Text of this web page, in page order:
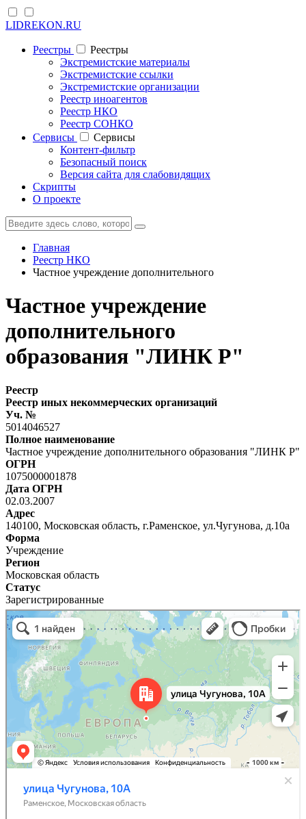
LIDREKON.RU
Реестры
Реестры
Экстремистские материалы
Экстремистские ссылки
Экстремистские организации
Реестр иноагентов
Реестр НКО
Реестр СОНКО
Cервисы
Cервисы
Контент-фильтр
Безопасный поиск
Версия сайта для слабовидящих
Скрипты
О проекте
Главная
Реестр НКО
Частное учреждение дополнительного
Частное учреждение
дополнительного
образования "ЛИНК Р"
Реестр
Реестр иных некоммерческих организаций
Уч. №
5014046527
Полное наименование
Частное учреждение дополнительного образования "ЛИНК Р"
ОГРН
1075000001878
Дата ОГРН
02.03.2007
Адрес
140100, Московская область, г.Раменское, ул.Чугунова, д.10а
Форма
Учреждение
Регион
Московская область
Статус
Зарегистрированные